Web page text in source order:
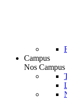
Campus
Nos Campus